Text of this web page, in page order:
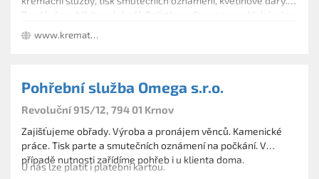
Prodáváme hřbitovní zboží. Zajistíme převoz zesnulých i mimo
ČR. www.krematorium-kv.cz
Pohřební služba Omega s.r.o.
Revoluční 915/12, 794 01 Krnov
Zajišťujeme obřady. Výroba a pronájem věnců. Kamenické
práce. Tisk parte a smutečních oznámení na počkání. V
případě nutnosti zařídíme pohřeb i u klienta doma.
U nás lze platit i platební kartou.